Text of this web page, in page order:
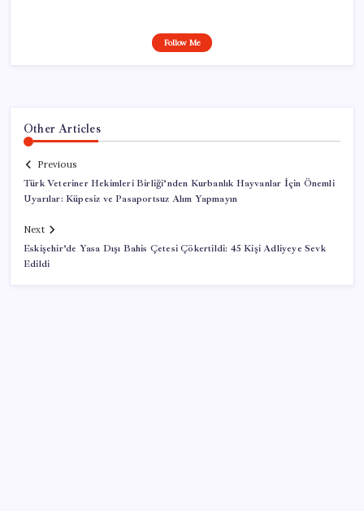
Follow Me
Other Articles
Previous
Türk Veteriner Hekimleri Birliği’nden Kurbanlık Hayvanlar İçin Önemli
Uyarılar: Küpesiz ve Pasaportsuz Alım Yapmayın
Next
Eskişehir’de Yasa Dışı Bahis Çetesi Çökertildi: 45 Kişi Adliyeye Sevk
Edildi